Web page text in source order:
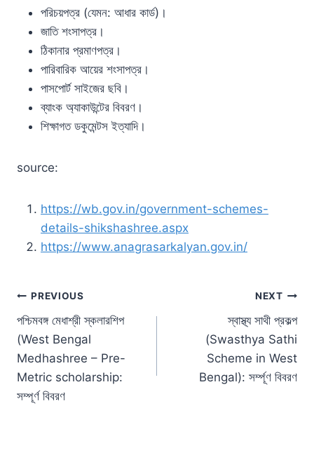
পরিচয়পত্র (যেমন: আধার কার্ড)।
জাতি শংসাপত্র।
ঠিকানার প্রমাণপত্র।
পারিবারিক আয়ের শংসাপত্র।
পাসপোর্ট সাইজের ছবি।
ব্যাংক অ্যাকাউন্টের বিবরণ।
শিক্ষাগত ডকুমেন্টস ইত্যাদি।
source:
https://wb.gov.in/government-schemes-
details-shikshashree.aspx
https://www.anagrasarkalyan.gov.in/
Post
navigation
PREVIOUS
পশ্চিমবঙ্গ মেধাশ্রী স্কলারশিপ
(West Bengal
Medhashree – Pre-
Metric scholarship:
সম্পূর্ণ বিবরণ
NEXT
স্বাস্থ্য সাথী প্রকল্প
(Swasthya Sathi
Scheme in West
Bengal): সর্ম্পূণ বিবরণ